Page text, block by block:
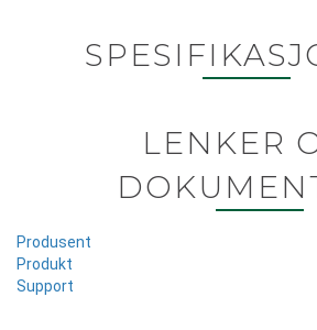
LENKER
Produsent
Produkt
Support